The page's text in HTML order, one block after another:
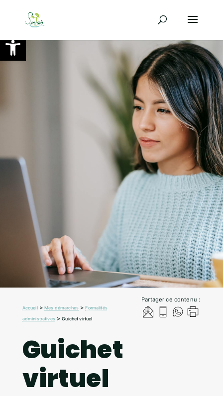
Ouvrir la barre d’outils
Partager ce contenu :
Accueil>Mes démarches >Formalités
administratives>Guichet virtuel
Guichet
virtuel